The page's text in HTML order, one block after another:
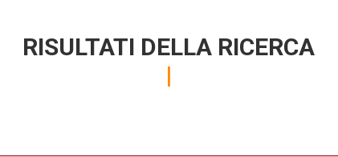
RISULTATI DELLA RICERCA